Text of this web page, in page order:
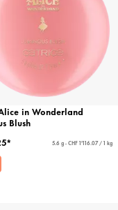
in Wonderland
Blush
5.6 g - CHF 1'116.07 / 1 kg